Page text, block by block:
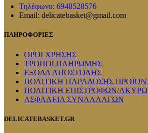
Τηλέφωνο: 6948528576
Email: delicatebasket@gmail.com
ΠΛΗΡΟΦΟΡΙΕΣ
ΟΡΟΙ ΧΡΗΣΗΣ
ΤΡΟΠΟΙ ΠΛΗΡΩΜΗΣ
ΕΞΟΔΑ ΑΠΟΣΤΟΛΗΣ
ΠΟΛΙΤΙΚΗ ΠΑΡΑΔΟΣΗΣ
ΠΟΛΙΤΙΚΗ ΕΠΙΣΤΡΟΦΩΝ/
ΑΣΦΑΛΕΙΑ ΣΥΝΑΛΛΑΓΩΝ
DELICATEBASKET.GR